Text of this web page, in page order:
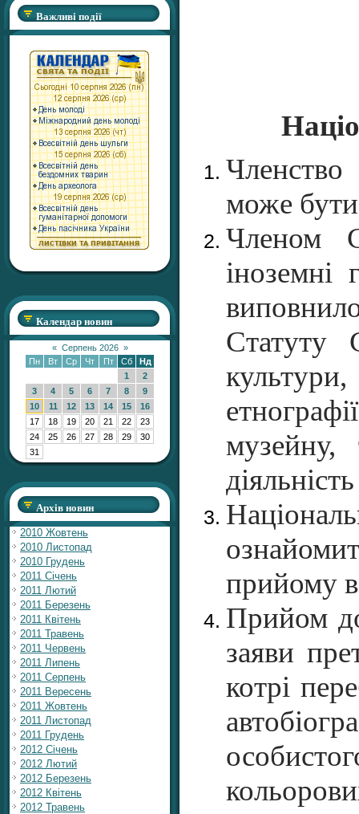
Важливі події
Календар новин
« Серпень 2026 »
Пн
Вт Ср Чт Пт Сб
Нд
1
2
3
4 5 6 7 8
9
10
11 12 13 14 15
16
17
18 19 20 21 22
23
24
25 26 27 28 29
30
31
Архів новин
2010 Жовтень
2010 Листопад
2010 Грудень
2011 Січень
2011 Лютий
2011 Березень
2011 Квітень
2011 Травень
2011 Червень
2011 Липень
2011 Серпень
2011 Вересень
2011 Жовтень
2011 Листопад
2011 Грудень
2012 Січень
2012 Лютий
2012 Березень
2012 Квітень
2012 Травень
Членство
може
Членом
Статуту
музейну,
прийому
Прийом
заяви
котрі